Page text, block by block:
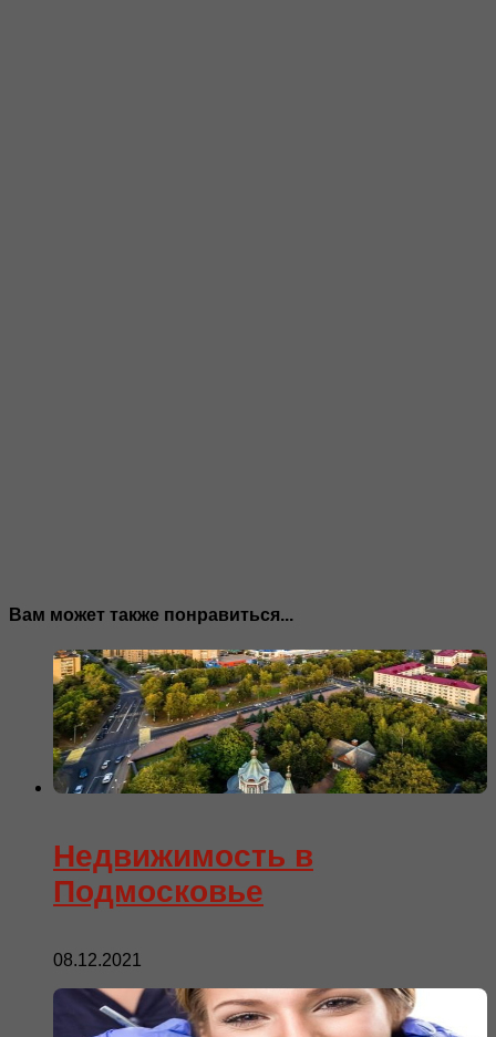
Вам может также понравиться...
Недвижимость в
Подмосковье
08.12.2021